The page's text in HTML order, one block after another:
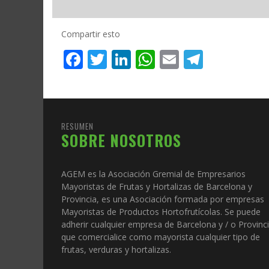
Compartir esto
Facebook
Twitter
LinkedIn
WhatsApp
Email
RESUMEN
SOBRE NOSOTROS
AGEM es la Asociación Gremial de Empresarios
Mayoristas de Frutas y Hortalizas de Barcelona y
Provincia, es una Asociación formada por empresas
Mayoristas de Productos Hortofrutícolas. Se puede
adherir cualquier empresa de Barcelona y / o
que comercialice como mayorista cualquier tipo de
frutas, verduras y hortalizas.